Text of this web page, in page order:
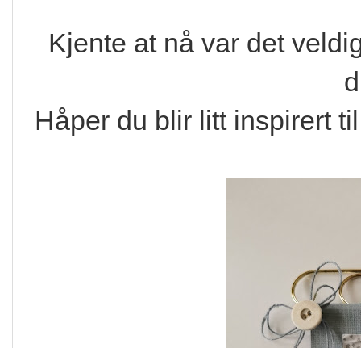
Kjente at nå var det
Håper du blir litt inspirert